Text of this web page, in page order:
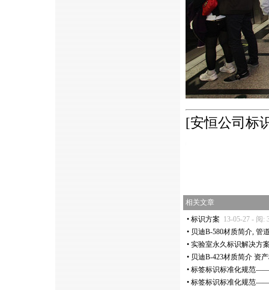
[安恒公司标
相关文章
• 标识方案 13-05-27 - 阅:
• 贝迪B-580材质简介, 管
• 实验室永久标识解决方
• 贝迪B-423材质简介 资
• 标签标识标准化规范
• 标签标识标准化规范